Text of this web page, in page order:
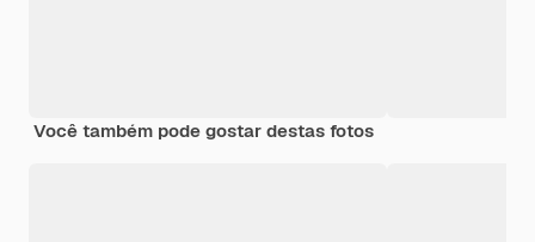
Você também pode gostar destas fotos